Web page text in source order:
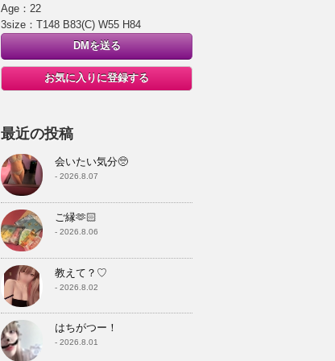
Age：22
3size：T148 B83(C) W55 H84
DMを送る
お気に入りに登録する
最近の投稿
会いたい気分🥺
- 2026.8.07
ご縁🫶🏻
- 2026.8.06
教えて？♡
- 2026.8.02
はちがつー！
- 2026.8.01